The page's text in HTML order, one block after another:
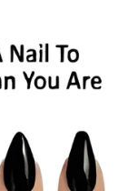
integradas, como
mobilização da
das doenças,